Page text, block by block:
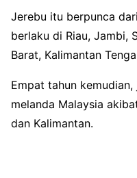
Jerebu itu berpunca
berlaku di Riau, Jambi,
Barat, Kalimantan
Empat tahun
melanda Malaysia
dan Kalimantan.